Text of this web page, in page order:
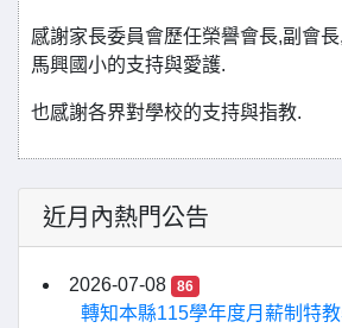
感謝家長委員會歷任榮譽會長,副會
馬興國小的支持與愛護.
也感謝各界對學校的支持與指教.
近月內熱門公告
2026-07-08 86
轉知本縣115學年度月薪制特